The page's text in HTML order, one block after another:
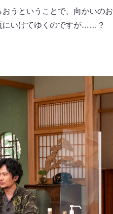
うということで、向かいの
にいけてゆくのですが……？